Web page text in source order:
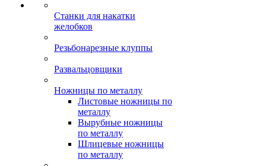
Станки для накатки
желобков
Резьбонарезные клуппы
Развальцовщики
Ножницы по металлу
Листовые ножницы по
металлу
Вырубные ножницы
по металлу
Шлицевые ножницы
по металлу